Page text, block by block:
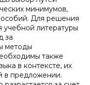
минимумов,
Для решения
литературы
за
методы
также
в контексте, их
в предложении.